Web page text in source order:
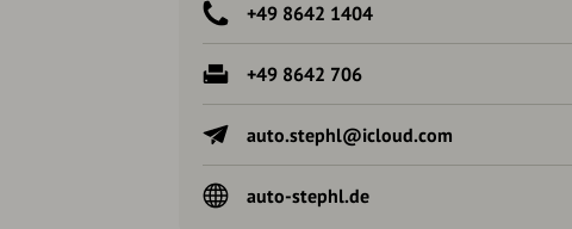
+49 8642 1404
+49 8642 706
auto.stephl@icloud.com
auto-stephl.de